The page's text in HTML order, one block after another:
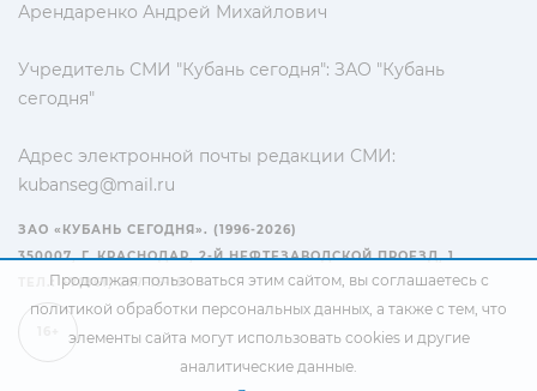
Арендаренко Андрей Михайлович
Учредитель СМИ "Кубань сегодня": ЗАО "Кубань
сегодня"
Адрес электронной почты редакции СМИ:
kubanseg@mail.ru
ЗАО «КУБАНЬ СЕГОДНЯ». (1996-2026)
350007, Г. КРАСНОДАР, 2-Й НЕФТЕЗАВОДСКОЙ ПРОЕЗД, 1
ТЕЛ.: +7(861) 267-15-15
Продолжая пользоваться этим сайтом, вы соглашаетесь с
политикой обработки персональных данных, а также с тем, что
элементы сайта могут использовать cookies и другие
аналитические данные.